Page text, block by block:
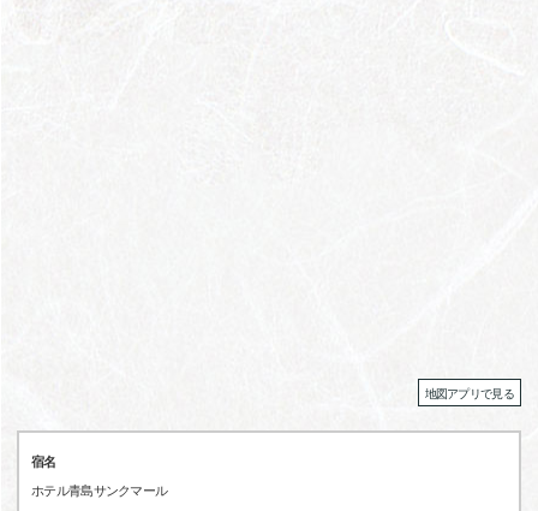
地図アプリで見る
宿名
ホテル青島サンクマール